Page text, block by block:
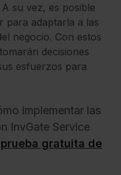
su vez, es posible
para adaptarla a las
negocio. Con estos
decisiones
esfuerzos para
implementar las
InvGate Service
prueba gratuita de